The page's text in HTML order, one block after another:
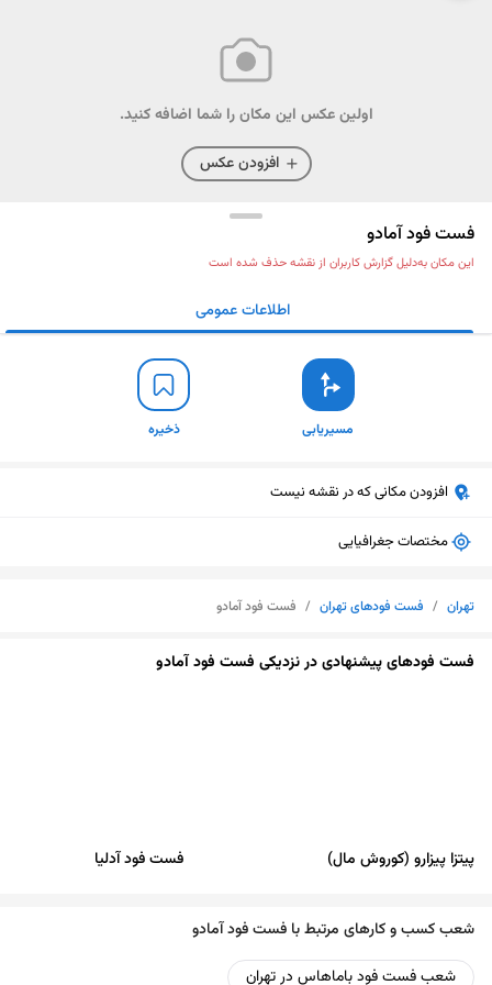
اولین عکس این مکان را شما اضافه کنید.
افزودن عکس
فست فود آمادو
این مکان به‌دلیل گزارش کاربران از نقشه حذف شده است
ذخیره ارسال
اطلاعات عمومی
مسیریابی ذخیره
افزودن مکانی که در نقشه نیست
مختصات جغرافیایی
تهران / فست فودهای تهران / فست فود آمادو
فست فودهای پیشنهادی در نزدیکی فست فود آمادو
پیتزا پیزارو (کوروش مال) فست فود آدلیا
شعب کسب و کارهای مرتبط با فست فود آمادو
شعب فست فود باماهاس در تهران